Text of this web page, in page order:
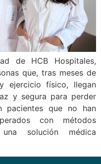
de HCB Hospitales,
que, tras meses de
ejercicio físico, llegan
y segura para perder
pacientes que no han
con métodos
solución médica